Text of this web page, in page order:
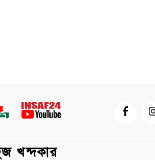
খন্দকার